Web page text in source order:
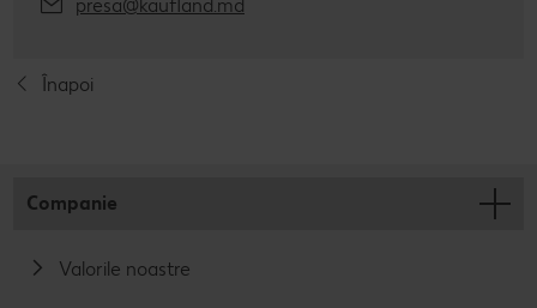
presa@kaufland.md
Înapoi
Companie
Valorile noastre